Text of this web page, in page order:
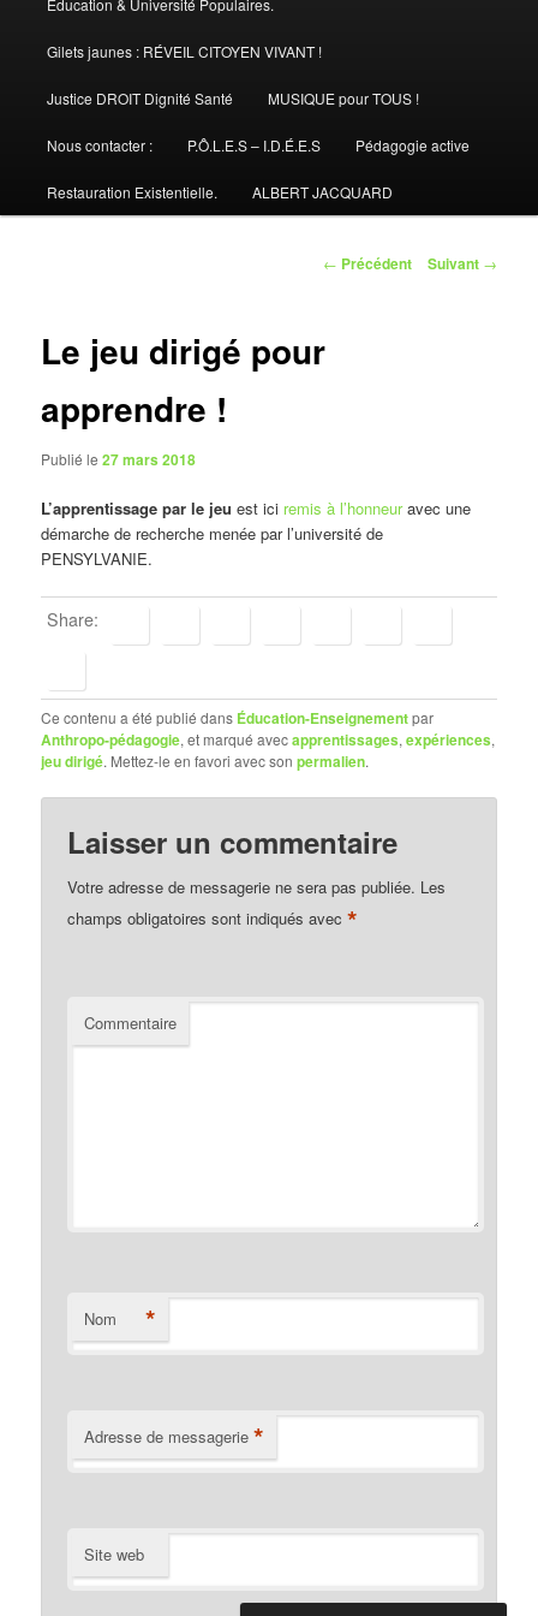
Gilets jaunes : RÉVEIL CITOYEN VIVANT !
Justice DROIT Dignité Santé MUSIQUE pour TOUS !
Nous contacter : P.Ô.L.E.S – I.D.É.E.S Pédagogie active
Restauration Existentielle. ALBERT JACQUARD
Navigation
← Précédent Suivant →
Le jeu dirigé pour
apprendre !
Publié le27 mars 2018
L’apprentissage par le jeu est ici remis à l’honneuravec une
démarche de recherche menée par l’université de
PENSYLVANIE.
Share:
Ce contenu a été publié dans Éducation-Enseignementpar
Anthropo-pédagogie, et marqué avecapprentissages,expériences,
jeu dirigé. Mettez-le en favori avec sonpermalien.
Laisser un commentaire
Votre adresse de messagerie ne sera pas publiée. Les
champs obligatoires sont indiqués avec*
Commentaire
Nom *
Adresse de messagerie *
Site web